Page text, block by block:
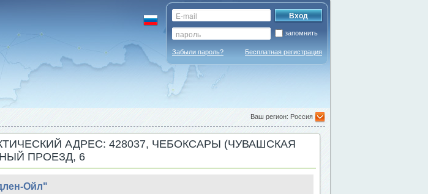
запомнить
Забыли пароль? Бесплатная регистрация
Ваш регион: Россия
АДРЕС: 428037, ЧЕБОКСАРЫ (ЧУВАШСКАЯ
ПРОЕЗД, 6
Ойл"